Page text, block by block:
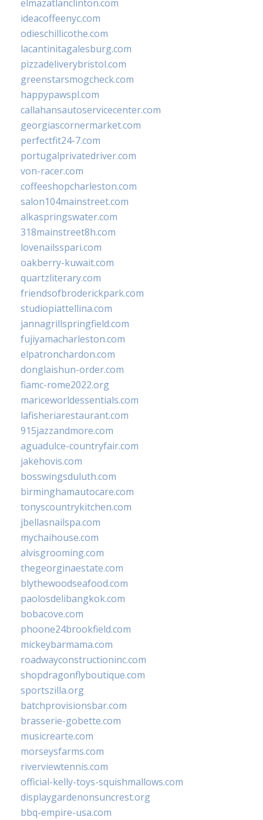
elmazatlanclinton.com
ideacoffeenyc.com
odieschillicothe.com
lacantinitagalesburg.com
pizzadeliverybristol.com
greenstarsmogcheck.com
happypawspl.com
callahansautoservicecenter.com
georgiascornermarket.com
perfectfit24-7.com
portugalprivatedriver.com
von-racer.com
coffeeshopcharleston.com
salon104mainstreet.com
alkaspringswater.com
318mainstreet8h.com
lovenailsspari.com
oakberry-kuwait.com
quartzliterary.com
friendsofbroderickpark.com
studiopiattellina.com
jannagrillspringfield.com
fujiyamacharleston.com
elpatronchardon.com
donglaishun-order.com
fiamc-rome2022.org
mariceworldessentials.com
lafisheriarestaurant.com
915jazzandmore.com
aguadulce-countryfair.com
jakehovis.com
bosswingsduluth.com
birminghamautocare.com
tonyscountrykitchen.com
jbellasnailspa.com
mychaihouse.com
alvisgrooming.com
thegeorginaestate.com
blythewoodseafood.com
paolosdelibangkok.com
bobacove.com
phoone24brookfield.com
mickeybarmama.com
roadwayconstructioninc.com
shopdragonflyboutique.com
sportszilla.org
batchprovisionsbar.com
brasserie-gobette.com
musicrearte.com
morseysfarms.com
riverviewtennis.com
official-kelly-toys-squishmallows.com
displaygardenonsuncrest.org
bbq-empire-usa.com